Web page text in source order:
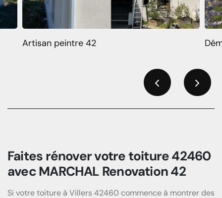
Artisan peintre 42
Faites rénover votre toiture 42460
avec MARCHAL Renovation 42
Si votre toiture à Villers 42460 commence à montrer des